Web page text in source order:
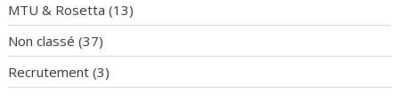
MTU & Rosetta (13)
Non classé (37)
Recrutement (3)